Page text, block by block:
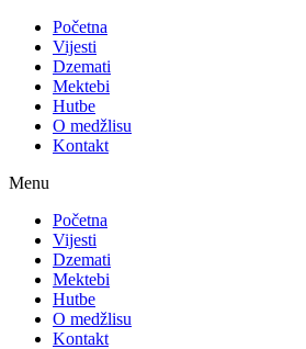
Početna
Vijesti
Dzemati
Mektebi
Hutbe
O medžlisu
Kontakt
Menu
Početna
Vijesti
Dzemati
Mektebi
Hutbe
O medžlisu
Kontakt